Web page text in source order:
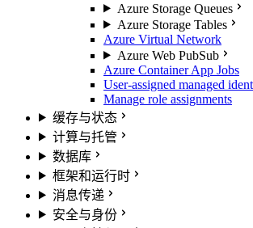
Azure Storage Queues
Azure Storage Tables
Azure Virtual Network
Azure Web PubSub
Azure Container App Jobs
User-assigned managed
Manage role assignments
缓存与状态
计算与托管
数据库
框架和运行时
消息传递
安全与身份